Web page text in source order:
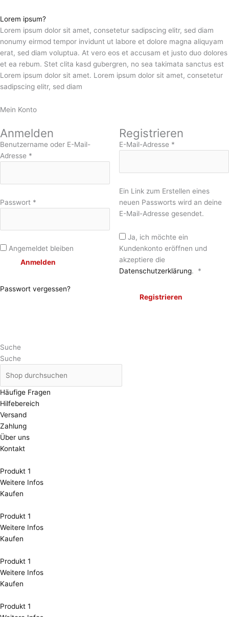
Lorem ipsum?
Lorem ipsum dolor sit amet, consetetur sadipscing elitr, sed diam
nonumy eirmod tempor invidunt ut labore et dolore magna aliquyam
erat, sed diam voluptua. At vero eos et accusam et justo duo dolores
et ea rebum. Stet clita kasd gubergren, no sea takimata sanctus est
Lorem ipsum dolor sit amet. Lorem ipsum dolor sit amet, consetetur
sadipscing elitr, sed diam
Mein Konto
Anmelden
Benutzername oder E-Mail-
Adresse *
Passwort *
Angemeldet bleiben
Anmelden
Passwort vergessen?
Registrieren
E-Mail-Adresse *
Ein Link zum Erstellen eines
neuen Passworts wird an deine
E-Mail-Adresse gesendet.
Ja, ich möchte ein
Kundenkonto eröffnen und
akzeptiere die
Datenschutzerklärung. *
Registrieren
Suche
Suche
Häufige Fragen
Hilfebereich
Versand
Zahlung
Über uns
Kontakt
Produkt 1
Weitere Infos
Kaufen
Produkt 1
Weitere Infos
Kaufen
Produkt 1
Weitere Infos
Kaufen
Produkt 1